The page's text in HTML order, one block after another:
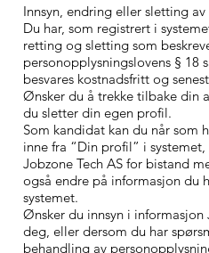
Innsyn, endring eller sletting
Du har, som registrert i
retting og sletting som
personopplysningslovens § 18
besvares kostnadsfritt og
Ønsker du å trekke tilbake din
du sletter din egen profil.
Som kandidat kan du når som
inne fra “Din profil” i
Jobzone Tech AS for bistand
også endre på informasjon du
systemet.
Ønsker du innsyn i informasjon
deg, eller dersom du har
behandling av